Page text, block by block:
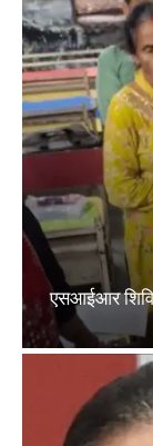
एसआईआर